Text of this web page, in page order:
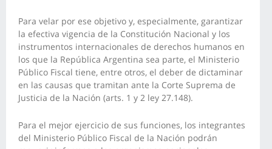
Para velar por ese objetivo y, especialmente, garantizar
la efectiva vigencia de la Constitución Nacional y los
instrumentos internacionales de derechos humanos en
los que la República Argentina sea parte, el Ministerio
Público Fiscal tiene, entre otros, el deber de dictaminar
en las causas que tramitan ante la Corte Suprema de
Justicia de la Nación (arts. 1 y 2 ley 27.148).
Para el mejor ejercicio de sus funciones, los integrantes
del Ministerio Público Fiscal de la Nación podrán